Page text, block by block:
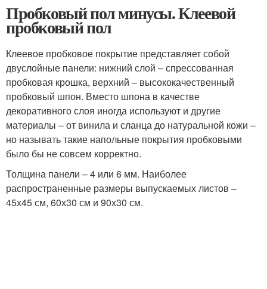
Пробковый пол минусы. Клеевой
пробковый пол
Клеевое пробковое покрытие представляет собой
двуслойные панели: нижний слой – спрессованная
пробковая крошка, верхний – высококачественный
пробковый шпон. Вместо шпона в качестве
декоративного слоя иногда используют и другие
материалы – от винила и сланца до натуральной кожи –
но называть такие напольные покрытия пробковыми
было бы не совсем корректно.
Толщина панели – 4 или 6 мм. Наиболее
распространенные размеры выпускаемых листов –
45х45 см, 60х30 см и 90х30 см.